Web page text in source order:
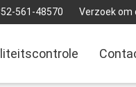
561-48570 Verzoek om